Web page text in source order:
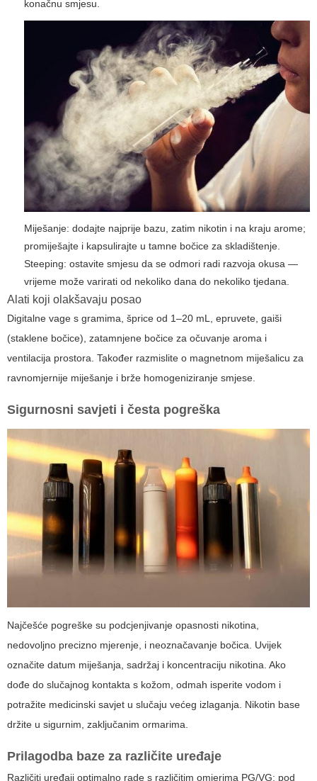
konačnu smjesu.
Miješanje: dodajte najprije bazu, zatim nikotin i na kraju arome;
promiješajte i kapsulirajte u tamne bočice za skladištenje.
Steeping: ostavite smjesu da se odmori radi razvoja okusa —
vrijeme može varirati od nekoliko dana do nekoliko tjedana.
Alati koji olakšavaju posao
Digitalne vage s gramima, šprice od 1–20 mL, epruvete, gaiši
(staklene bočice), zatamnjene bočice za očuvanje aroma i
ventilacija prostora. Također razmislite o magnetnom miješalicu za
ravnomjernije miješanje i brže homogeniziranje smjese.
Sigurnosni savjeti i česta pogreška
Najčešće pogreške su podcjenjivanje opasnosti nikotina,
nedovoljno precizno mjerenje, i neoznačavanje bočica. Uvijek
označite datum miješanja, sadržaj i koncentraciju nikotina. Ako
dođe do slučajnog kontakta s kožom, odmah isperite vodom i
potražite medicinski savjet u slučaju većeg izlaganja. Nikotin base
držite u sigurnim, zaključanim ormarima.
Prilagodba baze za različite uređaje
Različiti uređaji optimalno rade s različitim omjerima PG/VG: pod